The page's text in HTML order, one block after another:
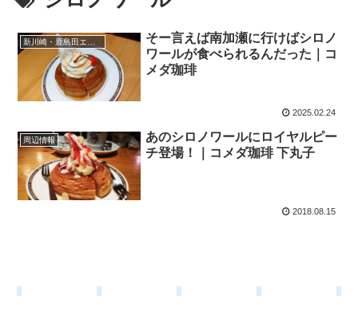
そー言えば南加瀬に行けばシロノ
ワールが食べられるんだった｜コ
メダ珈琲
2025.02.24
周辺情報
あのシロノワールにロイヤルピー
チ登場！｜コメダ珈琲 下丸子
2018.08.15